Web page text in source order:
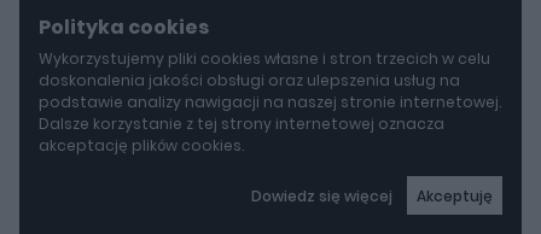
Polityka cookies
Wykorzystujemy pliki cookies własne i stron trzecich w celu
doskonalenia jakości obsługi oraz ulepszenia usług na
podstawie analizy nawigacji na naszej stronie internetowej.
Dalsze korzystanie z tej strony internetowej oznacza
akceptację plików cookies.
Dowiedz się więcej Akceptuję